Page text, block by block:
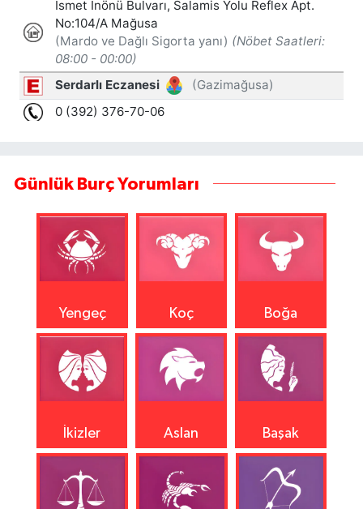
Günlük Burç Yorumları
Yengeç Koç Boğa
İkizler Aslan Başak